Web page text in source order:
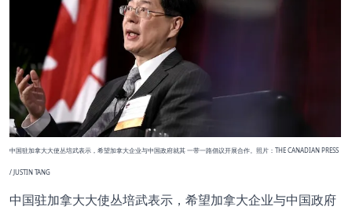
中国驻加拿大大使丛培武表示，希望加拿大企业与中国政府就其 一带一路倡议开展合作。照片：THE CANADIAN PRESS
/ JUSTIN TANG
中国驻加拿大大使丛培武表示，希望加拿大企业与中国政府